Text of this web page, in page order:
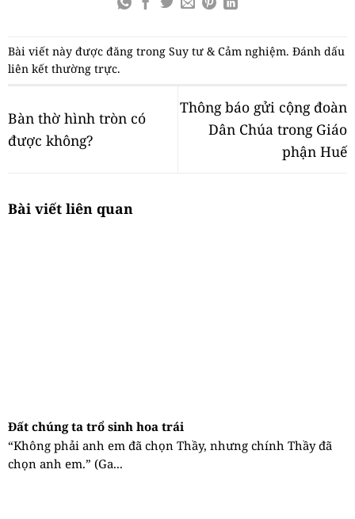
Bài viết này được đăng trong Suy tư & Cảm nghiệm. Đánh dấu
liên kết thường trực.
Bàn thờ hình tròn có
được không?
Thông báo gửi cộng đoàn
Dân Chúa trong Giáo
phận Huế
Bài viết liên quan
Đất chúng ta trổ sinh hoa trái
“Không phải anh em đã chọn Thầy, nhưng chính Thầy đã
chọn anh em.” (Ga...